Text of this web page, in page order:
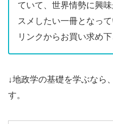
ていて、世界情勢に興
スメしたい一冊となっ
リンクからお買い求め下
↓地政学の基礎を学ぶなら
す。